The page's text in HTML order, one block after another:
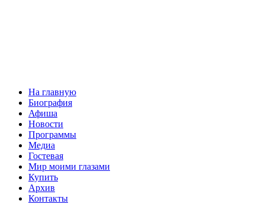
На главную
Биография
Афиша
Новости
Программы
Медиа
Гостевая
Мир моими глазами
Купить
Архив
Контакты